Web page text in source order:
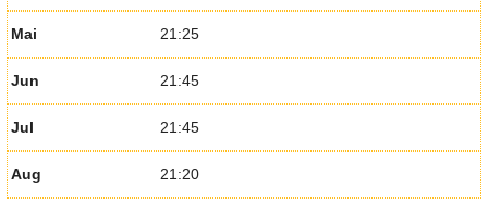
Mai 21:25
Jun 21:45
Jul 21:45
Aug 21:20